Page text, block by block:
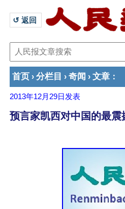
↺ 返回
首页 › 分栏目 › 奇闻 › 文章 ：
2013年12月29日 发表
预言家凯西对中国的最震